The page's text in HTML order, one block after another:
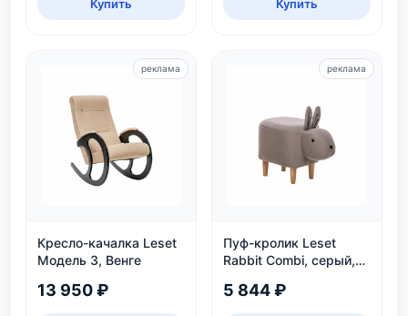
Купить Купить
Кресло-качалка Leset
Модель 3, Венге
13 950 ₽
реклама
Пуф-кролик Leset
Rabbit Combi, серый,
кг
5 844 ₽
реклама